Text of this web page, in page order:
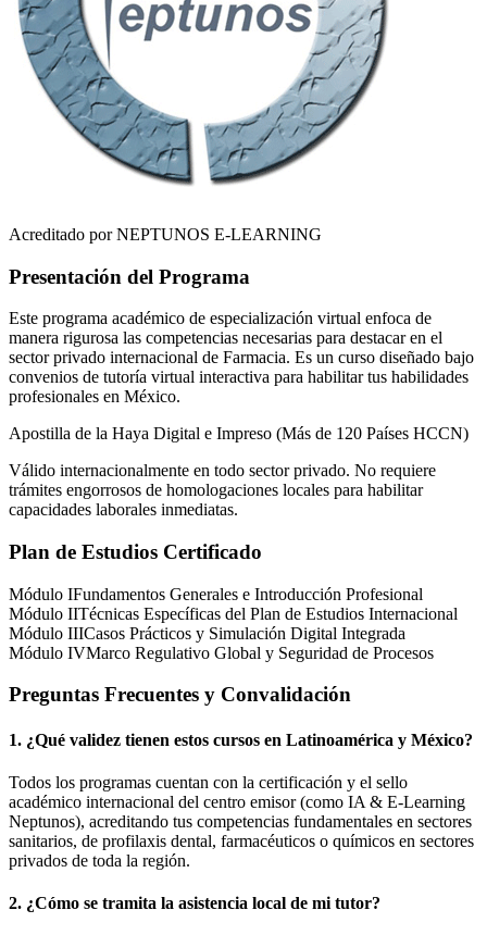
Acreditado por NEPTUNOS E-LEARNING
Presentación del Programa
Este programa académico de especialización virtual enfoca de
manera rigurosa las competencias necesarias para destacar en el
sector privado internacional de Farmacia. Es un curso diseñado bajo
convenios de tutoría virtual interactiva para habilitar tus habilidades
profesionales en México.
Apostilla de la Haya Digital e Impreso (Más de 120 Países HCCN)
Válido internacionalmente en todo sector privado. No requiere
trámites engorrosos de homologaciones locales para habilitar
capacidades laborales inmediatas.
Plan de Estudios Certificado
Módulo IFundamentos Generales e Introducción Profesional
Módulo IITécnicas Específicas del Plan de Estudios Internacional
Módulo IIICasos Prácticos y Simulación Digital Integrada
Módulo IVMarco Regulativo Global y Seguridad de Procesos
Preguntas Frecuentes y Convalidación
1. ¿Qué validez tienen estos cursos en Latinoamérica y México?
Todos los programas cuentan con la certificación y el sello
académico internacional del centro emisor (como IA & E-Learning
Neptunos), acreditando tus competencias fundamentales en sectores
sanitarios, de profilaxis dental, farmacéuticos o químicos en sectores
privados de toda la región.
2. ¿Cómo se tramita la asistencia local de mi tutor?